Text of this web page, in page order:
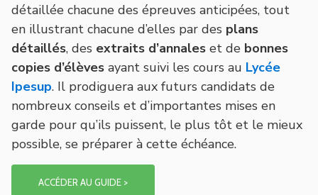
détaillée chacune des épreuves anticipées, tout
en illustrant chacune d’elles par des plans
détaillés, des extraits d’annales et de bonnes
copies d’élèves ayant suivi les cours au Lycée
Ipesup. Il prodiguera aux futurs candidats de
nombreux conseils et d’importantes mises en
garde pour qu’ils puissent, le plus tôt et le mieux
possible, se préparer à cette échéance.
ACCÉDER AU GUIDE >